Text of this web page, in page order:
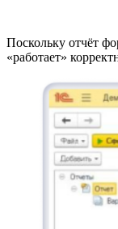
Поскольку отчёт
«работает»